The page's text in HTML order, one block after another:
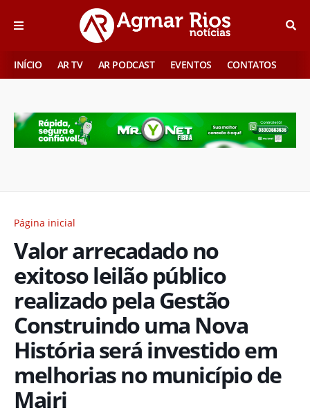
INÍCIO AR TV AR PODCAST EVENTOS CONTATOS
Página inicial
Valor arrecadado no
exitoso leilão público
realizado pela Gestão
Construindo uma Nova
História será investido em
melhorias no município de
Mairi